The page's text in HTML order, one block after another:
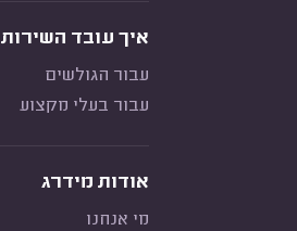
איך עובד השירות
עבור הגולשים
עבור בעלי מקצוע
אודות מידרג
מי אנחנו